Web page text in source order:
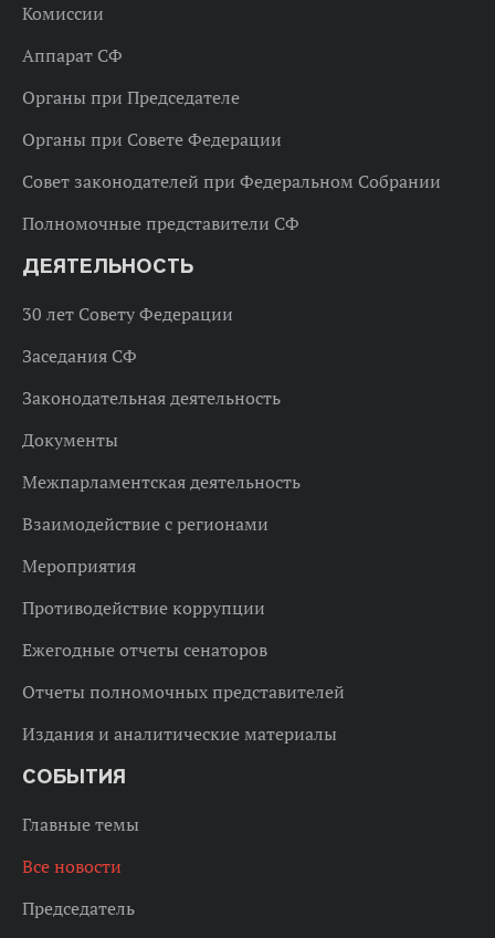
Комиссии
Аппарат СФ
Органы при Председателе
Органы при Совете Федерации
Совет законодателей при Федеральном Собрании
Полномочные представители СФ
ДЕЯТЕЛЬНОСТЬ
30 лет Совету Федерации
Заседания СФ
Законодательная деятельность
Документы
Межпарламентская деятельность
Взаимодействие с регионами
Мероприятия
Противодействие коррупции
Ежегодные отчеты сенаторов
Отчеты полномочных представителей
Издания и аналитические материалы
СОБЫТИЯ
Главные темы
Все новости
Председатель